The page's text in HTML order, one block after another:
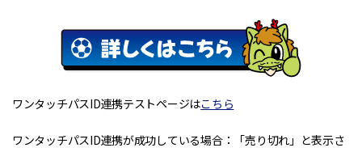
ワンタッチパスID連携テストページはこちら
ワンタッチパスID連携が成功している場合：「売り切れ」と表示さ